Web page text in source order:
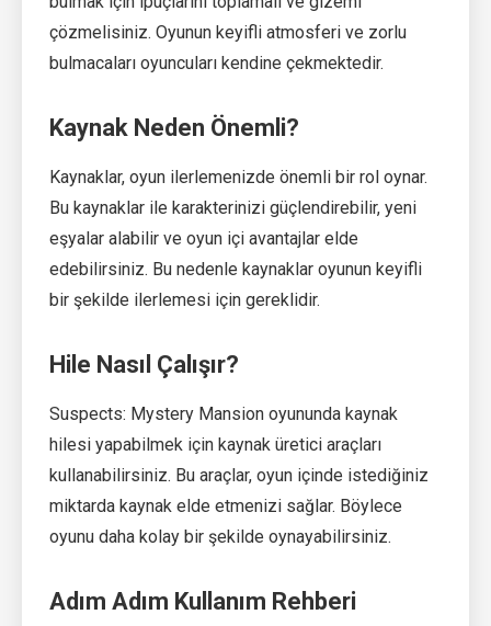
çözmelisiniz. Oyunun keyifli atmosferi ve zorlu
bulmacaları oyuncuları kendine çekmektedir.
Kaynak Neden Önemli?
Kaynaklar, oyun ilerlemenizde önemli bir rol oynar.
Bu kaynaklar ile karakterinizi güçlendirebilir, yeni
eşyalar alabilir ve oyun içi avantajlar elde
edebilirsiniz. Bu nedenle kaynaklar oyunun keyifli
bir şekilde ilerlemesi için gereklidir.
Hile Nasıl Çalışır?
Suspects: Mystery Mansion oyununda kaynak
hilesi yapabilmek için kaynak üretici araçları
kullanabilirsiniz. Bu araçlar, oyun içinde istediğiniz
miktarda kaynak elde etmenizi sağlar. Böylece
oyunu daha kolay bir şekilde oynayabilirsiniz.
Adım Adım Kullanım Rehberi